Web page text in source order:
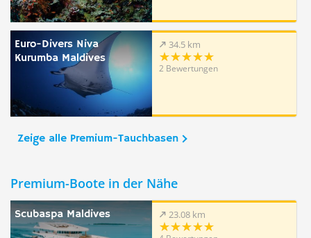
Euro-Divers Niva
Kurumba Maldives
34.5 km
2 Bewertungen
Zeige alle Premium-Tauchbasen
Premium-Boote in der Nähe
Scubaspa Maldives 23.08 km